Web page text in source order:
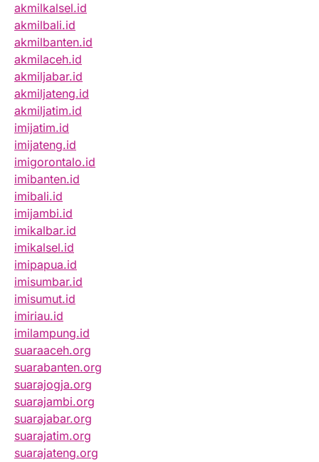
akmilkalsel.id
akmilbali.id
akmilbanten.id
akmilaceh.id
akmiljabar.id
akmiljateng.id
akmiljatim.id
imijatim.id
imijateng.id
imigorontalo.id
imibanten.id
imibali.id
imijambi.id
imikalbar.id
imikalsel.id
imipapua.id
imisumbar.id
imisumut.id
imiriau.id
imilampung.id
suaraaceh.org
suarabanten.org
suarajogja.org
suarajambi.org
suarajabar.org
suarajatim.org
suarajateng.org